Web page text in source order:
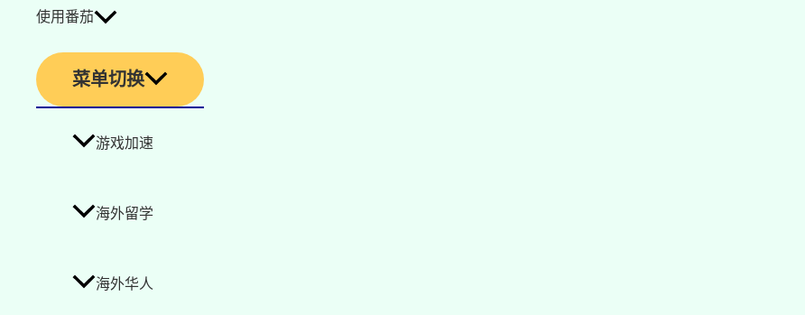
使用番茄
菜单切换
游戏加速
海外留学
海外华人